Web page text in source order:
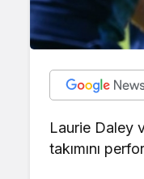
Laurie Daley
takımını